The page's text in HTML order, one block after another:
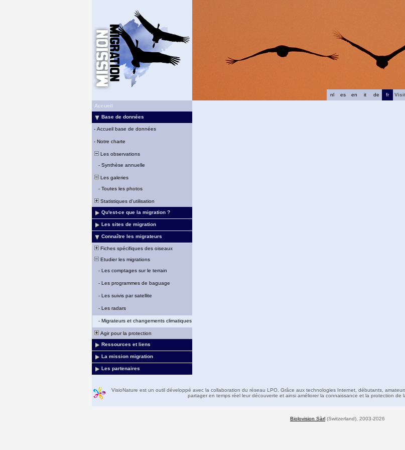
fr
de
it
en
es
nl
Accueil
Base de données
- Accueil base de données
- Notre charte
Les observations
- Synthèse annuelle
Les galeries
- Toutes les photos
Statistiques d'utilisation
Qu'est-ce que la migration ?
Les sites de migration
Connaître les migrateurs
Fiches spécifiques des oiseaux
Etudier les migrations
- Les comptages sur le terrain
- Les programmes de baguage
- Les suivis par satellite
- Les radars
- Migrateurs et changements climatiques
Agir pour la protection
Ressources et liens
La mission migration
Les partenaires
VisioNature est un outil développé avec la collaboration du réseau LPO. Grâce aux technologies Internet, débutants,
partager en temps réel leur découverte et ainsi améliorer la connaissance et la protection de
Biolovision Sàrl (Switzerland), 2003-2026